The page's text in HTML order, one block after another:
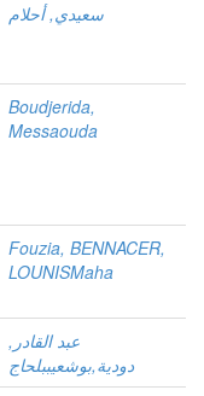
سعيدي, أحلام
Boudjerida,
Messaouda
Fouzia, BENNACER,
LOUNISMaha
عبد القادر,
دودية,بوشعيببلحاج